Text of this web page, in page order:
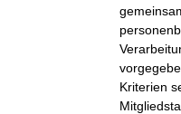
Kriterien